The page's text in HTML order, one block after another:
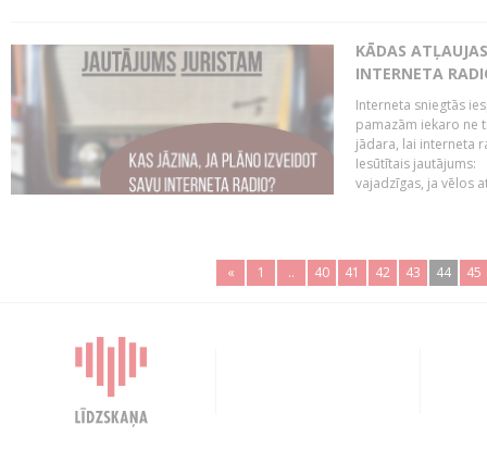
KĀDAS
INTERNETA
Interneta sniegtās
pamazām iekaro ne
jādara, lai interneta
Iesūtītais jautājums:
vajadzīgas, ja vēlos
« 1 .. 40 41 42 43 44 45